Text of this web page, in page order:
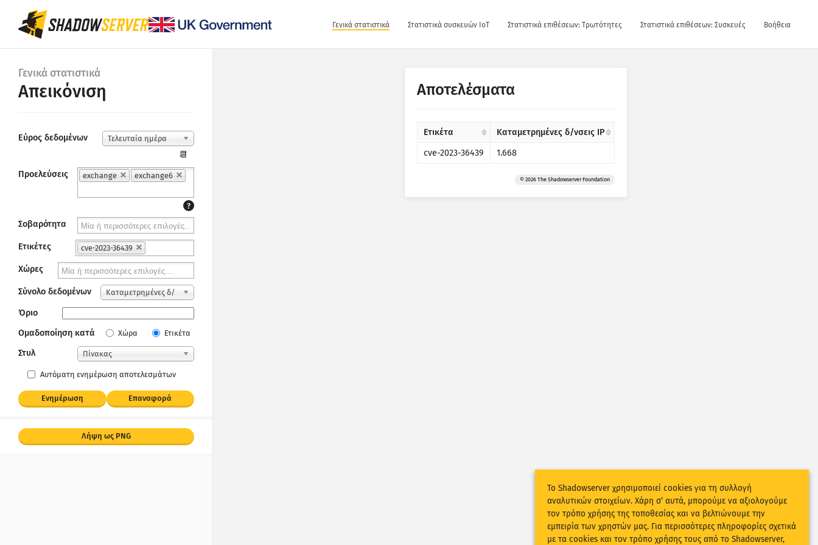
Γενικά στατιστικά Στατιστικά συσκευών IoT Στατιστικά επιθέσεων: Τρωτότητες Στατιστικά επιθέσεων: Συσκευές Βοήθεια
Γενικά στατιστικά
Απεικόνιση
Εύρος δεδομένων Τελευταία ημέρα
📆
Προελεύσεις
exchange exchange6
?
Σοβαρότητα
Ετικέτες cve-2023-36439
Χώρες
Σύνολο δεδομένων
Καταμετρημένες δ/
νσεις IP
Όριο
Ομαδοποίηση κατά
Χώρα Ετικέτα
Στυλ Πίνακας
Αυτόματη ενημέρωση αποτελεσμάτων
Ενημέρωση Επαναφορά
Λήψη ως PNG
Αποτελέσματα
Ετικέτα
Καταμετρημένες δ/νσεις IP
cve-2023-36439
1.668
© 2026 The Shadowserver Foundation
Το Shadowserver χρησιμοποιεί cookies για τη συλλογή
αναλυτικών στοιχείων. Χάρη σ‘ αυτά, μπορούμε να αξιολογούμε
τον τρόπο χρήσης της τοποθεσίας και να βελτιώνουμε την
εμπειρία των χρηστών μας. Για περισσότερες πληροφορίες σχετικά
με τα cookies και τον τρόπο χρήσης τους από το Shadowserver,